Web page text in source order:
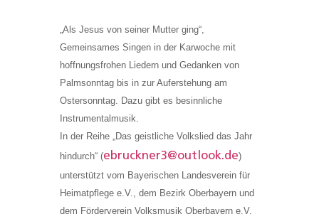
„Als Jesus von seiner Mutter ging“,
Gemeinsames Singen in der Karwoche mit
hoffnungsfrohen Liedern und Gedanken von
Palmsonntag bis in zur Auferstehung am
Ostersonntag. Dazu gibt es besinnliche
Instrumentalmusik.
In der Reihe „Das geistliche Volkslied das Jahr
hindurch“ (ebruckner3@outlook.de)
unterstützt vom Bayerischen Landesverein für
Heimatpflege e.V., dem Bezirk Oberbayern und
dem Förderverein Volksmusik Oberbayern e.V.